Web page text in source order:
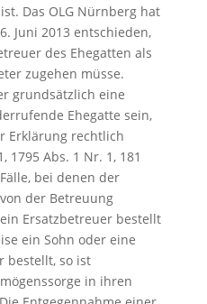
Das OLG Nürnberg hat
Juni 2013 entschieden,
des Ehegatten als
zugehen müsse.
grundsätzlich eine
Ehegatte sein,
Erklärung rechtlich
1795 Abs. 1 Nr. 1, 181
bei denen der
der Betreuung
Ersatzbetreuer bestellt
ein Sohn oder eine
bestellt, so ist
in ihren